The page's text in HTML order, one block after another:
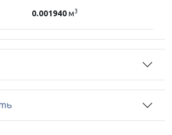
0.001940м3